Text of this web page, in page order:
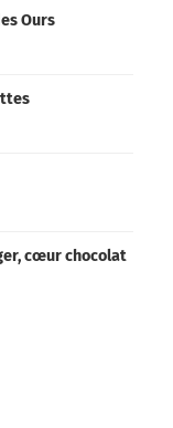
Ours
cœur chocolat